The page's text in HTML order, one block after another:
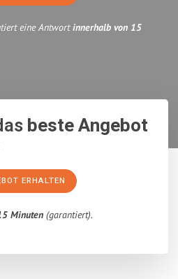
eine Antwortinnerhalb von 15
beste Angebot
ERHALTEN
Minuten(garantiert).